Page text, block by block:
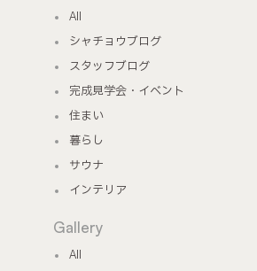
All
シャチョウブログ
スタッフブログ
完成見学会・イベント
住まい
暮らし
サウナ
インテリア
Gallery
All